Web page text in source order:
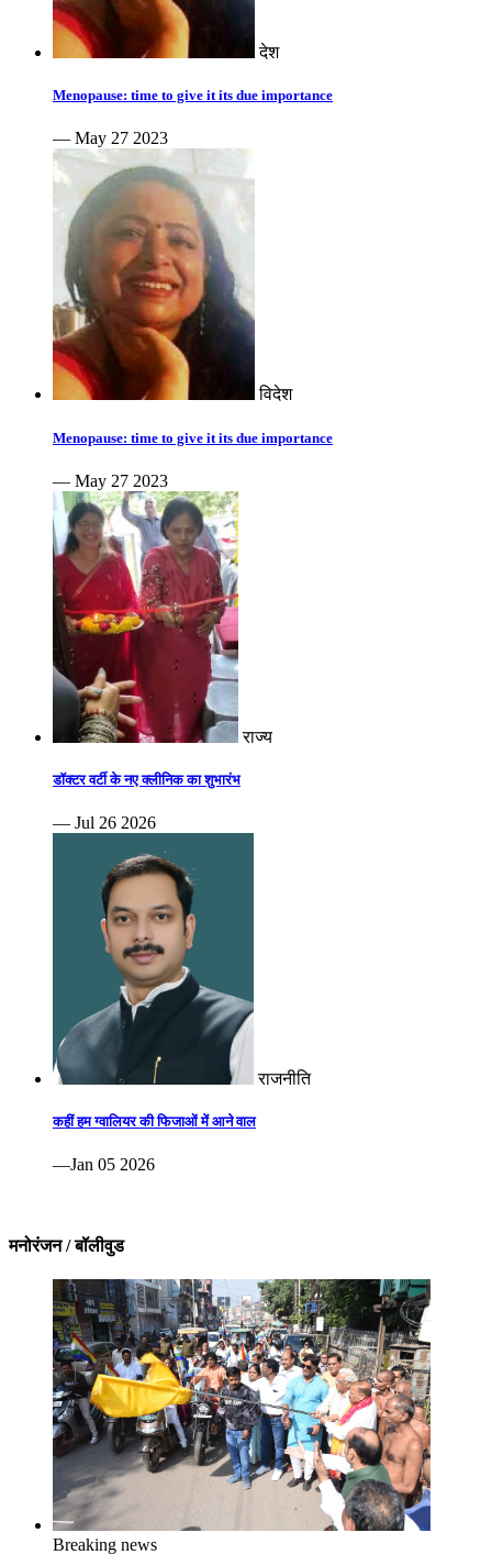
देश
Menopause: time to give it its due importance
— May 27 2023
विदेश
Menopause: time to give it its due importance
— May 27 2023
राज्य
डॉक्टर वर्टी के नए क्लीनिक का शुभारंभ
— Jul 26 2026
राजनीति
कहीं हम ग्वालियर की फिजाओं में आने वाल
—Jan 05 2026
मनोरंजन / बॉलीवुड
Breaking news